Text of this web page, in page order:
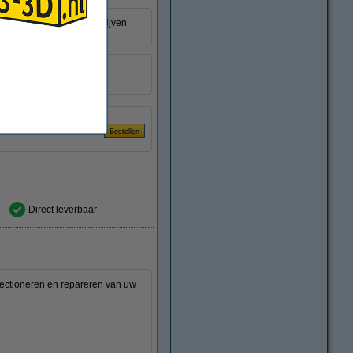
en PETG filamenten blijven
Direct leverbaar
en repareren van uw